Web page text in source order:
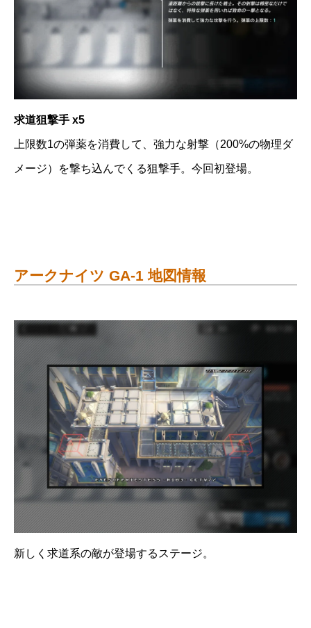
求道狙撃手 x5
上限数1の弾薬を消費して、強力な射撃（200%の物理ダ
メージ）を撃ち込んでくる狙撃手。今回初登場。
アークナイツ GA-1 地図情報
新しく求道系の敵が登場するステージ。